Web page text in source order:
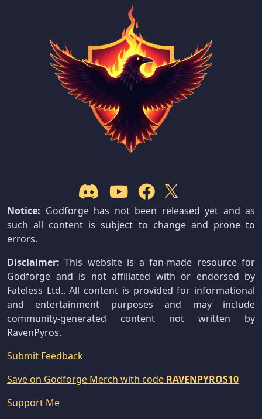
Notice: Godforge has not been released yet and as
such all content is subject to change and prone to
errors.
Disclaimer: This website is a fan-made resource for
Godforge and is not affiliated with or endorsed by
Fateless Ltd.. All content is provided for informational
and entertainment purposes and may include
community-generated content not written by
RavenPyros.
Submit Feedback
Save on Godforge Merch with code RAVENPYROS10
Support Me